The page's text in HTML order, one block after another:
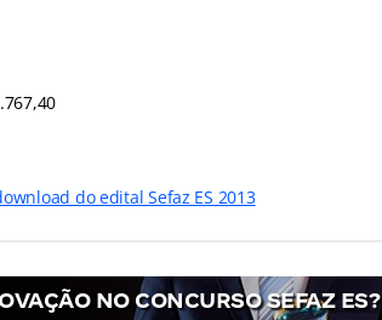
do edital Sefaz ES 2013
NO CONCURSO SEFAZ ES?